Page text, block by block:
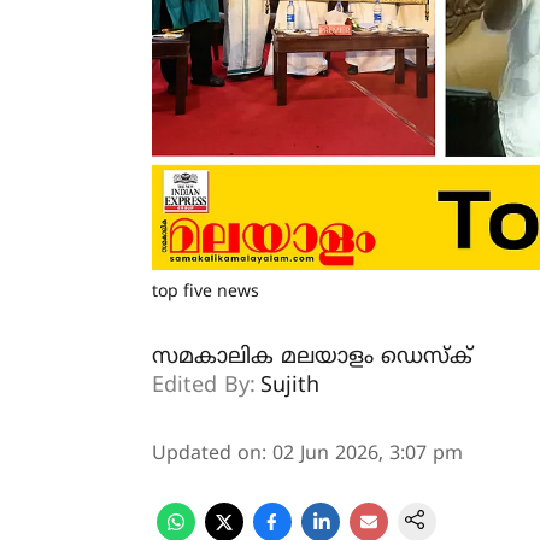
top five news
സമകാലിക മലയാളം ഡെസ്ക്
Edited By: Sujith
Updated on: 02 Jun 2026, 3:07 pm